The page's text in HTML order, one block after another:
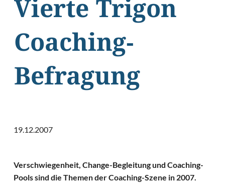
Vierte Trigon
Coaching-
Befragung
19.12.2007
Verschwiegenheit, Change-Begleitung und Coaching-
Pools sind die Themen der Coaching-Szene in 2007.